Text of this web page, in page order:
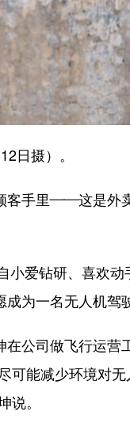
日摄）。
手里——这是外
爱钻研、喜欢动
为一名无人机驾
公司做飞行运营
能减少环境对无
说。